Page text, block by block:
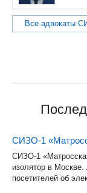
Все адвокаты
СИЗО-1
СИЗО-1
изолятор в
посетителей об